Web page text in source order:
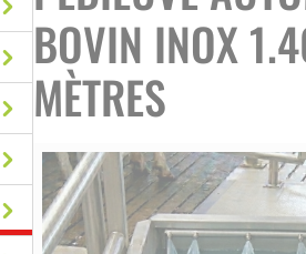
BOVIN INOX
MÈTRES